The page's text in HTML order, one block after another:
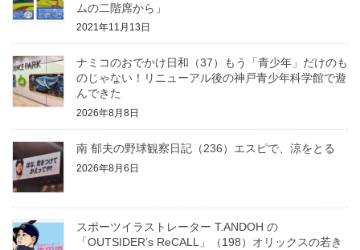
ムの二階席から」
2021年11月13日
ナミコのおでかけ日和（37）もう「青少年」だけのも
のじゃない！リニューアル後の神戸青少年科学館で遊
んできた
2026年8月8日
南 郁夫の野球観察日記（236）エスピで、涼をとる
2026年8月6日
スポーツイラストレーター T.ANDOH の
「OUTSIDER’s ReCALL」（198）オリックスの若き